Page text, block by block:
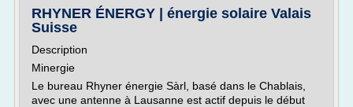
RHYNER ÉNERGY | énergie solaire Valais
Suisse
Description
Minergie
Le bureau Rhyner énergie Sàrl, basé dans le Chablais,
avec une antenne à Lausanne est actif depuis le début